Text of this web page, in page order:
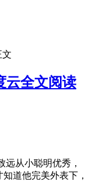
文
云全文阅读
从小聪明优秀，
道他完美外表下，